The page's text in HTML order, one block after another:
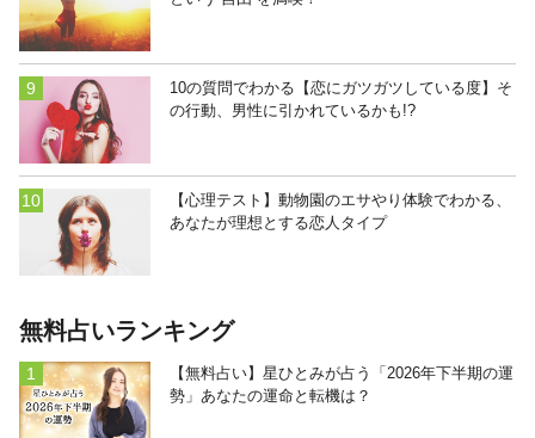
10の質問でわかる【恋にガツガツしている度】そ
の行動、男性に引かれているかも!?
【心理テスト】動物園のエサやり体験でわかる、
あなたが理想とする恋人タイプ
無料占いランキング
【無料占い】星ひとみが占う「2026年下半期の運
勢」あなたの運命と転機は？